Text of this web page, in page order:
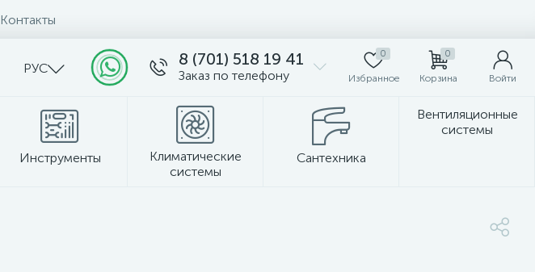
Контакты
РУС 8 (701) 518 19 41
Заказ по телефону
0
Избранное
0
Корзина Войти
Инструменты
Климатические
системы
Сантехника
Вентиляционные
системы